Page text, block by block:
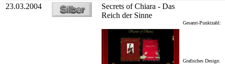
23.03.2004
Secrets of Chiara - Das
Reich der Sinne
Gesamt-Punktzahl:
Grafisches Design: